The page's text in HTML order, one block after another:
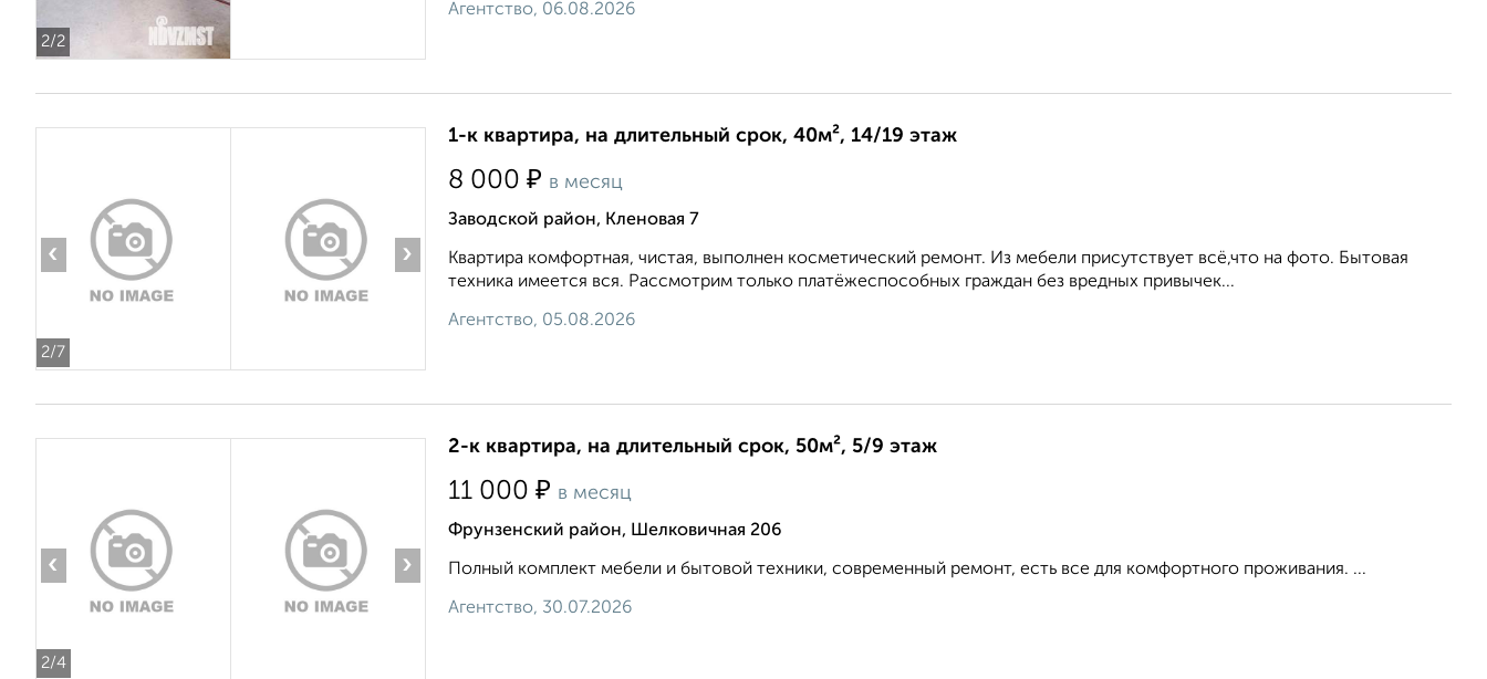
2/2
Агентство, 06.08.2026
2/7
‹ ›
1-к квартира, на длительный срок, 40м², 14/19 этаж
8 000 ₽ в месяц
Заводской район, Кленовая 7
Квартира комфортная, чистая, выполнен косметический ремонт. Из мебели присутствует всё,что на фото. Бытовая
техника имеется вся. Рассмотрим только платёжеспособных граждан без вредных привычек...
Агентство, 05.08.2026
2/4
‹ ›
2-к квартира, на длительный срок, 50м², 5/9 этаж
11 000 ₽ в месяц
Фрунзенский район, Шелковичная 206
Полный комплект мебели и бытовой техники, современный ремонт, есть все для комфортного проживания. ...
Агентство, 30.07.2026